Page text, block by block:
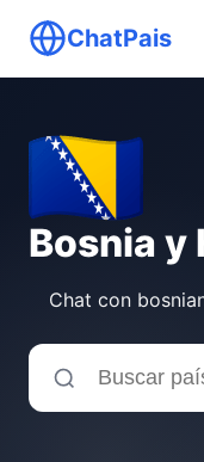
ChatPais
Bosnia y
Chat con